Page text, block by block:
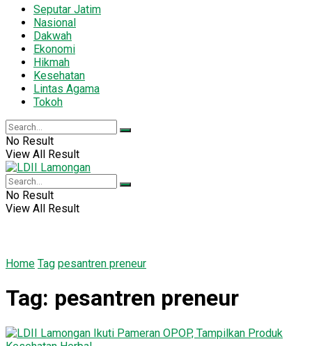
Seputar Jatim
Nasional
Dakwah
Ekonomi
Hikmah
Kesehatan
Lintas Agama
Tokoh
No Result
View All Result
No Result
View All Result
Home Tag pesantren preneur
Tag: pesantren preneur